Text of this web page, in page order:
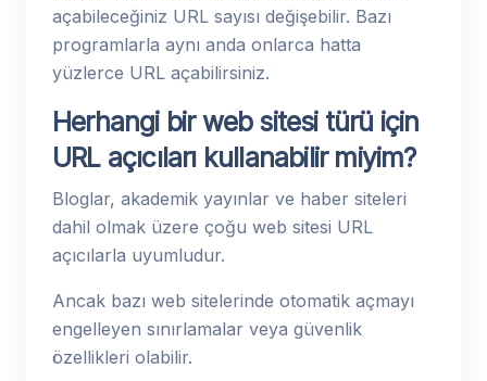
açabileceğiniz URL sayısı değişebilir. Bazı
programlarla aynı anda onlarca hatta
yüzlerce URL açabilirsiniz.
Herhangi bir web sitesi türü için
URL açıcıları kullanabilir miyim?
Bloglar, akademik yayınlar ve haber siteleri
dahil olmak üzere çoğu web sitesi URL
açıcılarla uyumludur.
Ancak bazı web sitelerinde otomatik açmayı
engelleyen sınırlamalar veya güvenlik
özellikleri olabilir.